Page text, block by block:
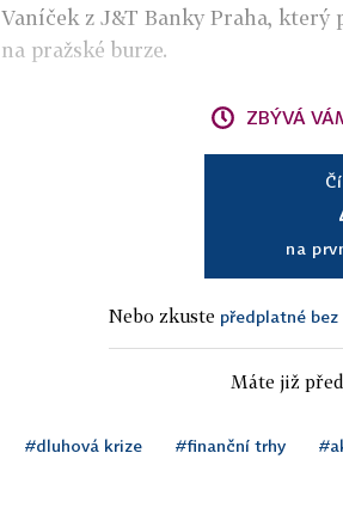
Vaníček z J&T Banky Praha,
na pražské burze.
ZBÝVÁ
na
Nebo zkuste předplatné
Máte již
#dluhová krize #finanční trhy